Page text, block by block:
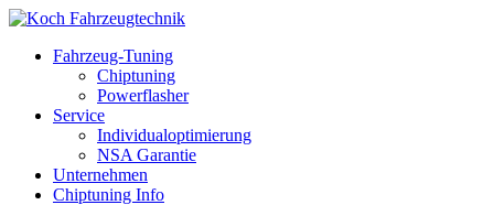
Fahrzeug-Tuning
Chiptuning
Powerflasher
Service
Individualoptimierung
NSA Garantie
Unternehmen
Chiptuning Info